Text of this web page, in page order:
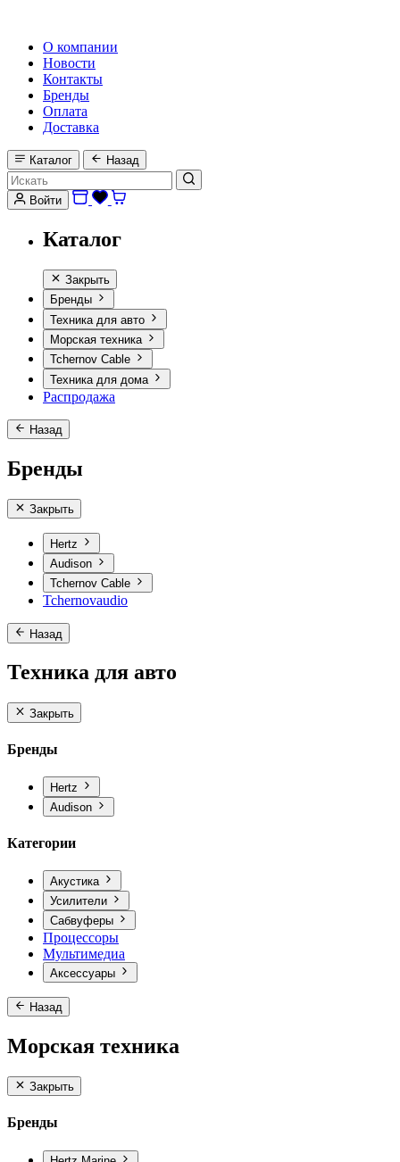
О компании
Новости
Контакты
Бренды
Оплата
Доставка
Каталог Назад
Войти
Каталог
Закрыть
Бренды
Техника для авто
Морская техника
Tchernov Cable
Техника для дома
Распродажа
Назад
Бренды
Закрыть
Hertz
Audison
Tchernov Cable
Tchernovaudio
Назад
Техника для авто
Закрыть
Бренды
Hertz
Audison
Категории
Акустика
Усилители
Сабвуферы
Процессоры
Мультимедиа
Аксессуары
Назад
Морская техника
Закрыть
Бренды